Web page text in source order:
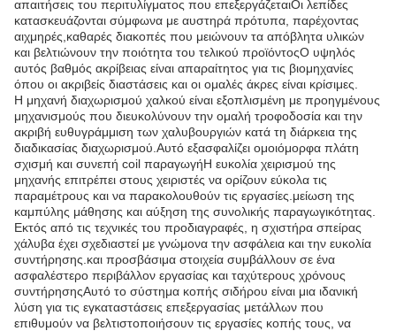
απαιτήσεις του περιτυλίγματος που επεξεργάζεταιΟι λεπίδες
κατασκευάζονται σύμφωνα με αυστηρά πρότυπα, παρέχοντας
αιχμηρές,καθαρές διακοπές που μειώνουν τα απόβλητα υλικών
και βελτιώνουν την ποιότητα του τελικού προϊόντοςΟ υψηλός
αυτός βαθμός ακρίβειας είναι απαραίτητος για τις βιομηχανίες
όπου οι ακριβείς διαστάσεις και οι ομαλές άκρες είναι κρίσιμες.
Η μηχανή διαχωρισμού χαλκού είναι εξοπλισμένη με προηγμένους
μηχανισμούς που διευκολύνουν την ομαλή τροφοδοσία και την
ακριβή ευθυγράμμιση των χαλυβουργιών κατά τη διάρκεια της
διαδικασίας διαχωρισμού.Αυτό εξασφαλίζει ομοιόμορφα πλάτη
σχισμή και συνεπή coil παραγωγήΗ ευκολία χειρισμού της
μηχανής επιτρέπει στους χειριστές να ορίζουν εύκολα τις
παραμέτρους και να παρακολουθούν τις εργασίες.μείωση της
καμπύλης μάθησης και αύξηση της συνολικής παραγωγικότητας.
Εκτός από τις τεχνικές του προδιαγραφές, η σχιστήρα σπείρας
χάλυβα έχει σχεδιαστεί με γνώμονα την ασφάλεια και την ευκολία
συντήρησης.και προσβάσιμα στοιχεία συμβάλλουν σε ένα
ασφαλέστερο περιβάλλον εργασίας και ταχύτερους χρόνους
συντήρησηςΑυτό το σύστημα κοπής σιδήρου είναι μια ιδανική
λύση για τις εγκαταστάσεις επεξεργασίας μετάλλων που
επιθυμούν να βελτιστοποιήσουν τις εργασίες κοπής τους, να